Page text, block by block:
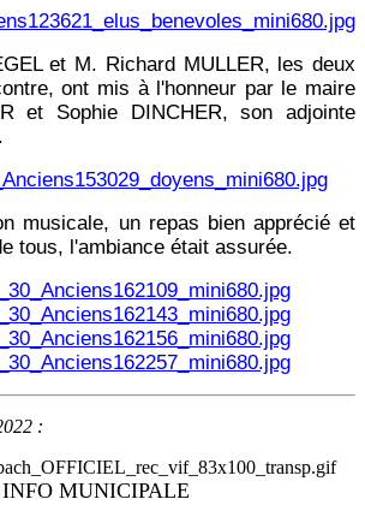
et M. Richard MULLER, les deux
ont mis à l'honneur par le maire
et Sophie DINCHER, son adjointe
musicale, un repas bien apprécié et
tous, l'ambiance était assurée.
:
INFO MUNICIPALE